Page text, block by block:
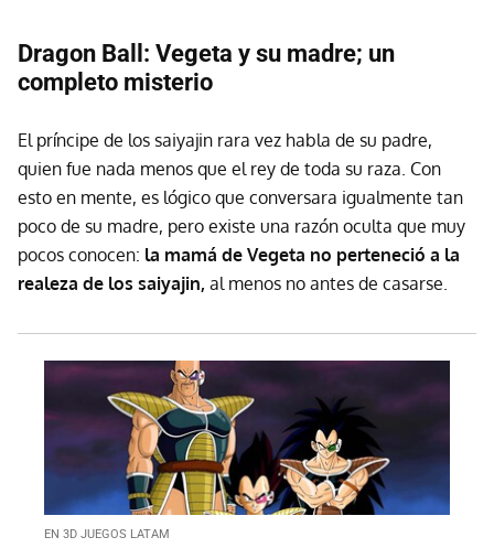
Dragon Ball: Vegeta y su madre; un
completo misterio
El príncipe de los saiyajin rara vez habla de su padre,
quien fue nada menos que el rey de toda su raza. Con
esto en mente, es lógico que conversara igualmente tan
poco de su madre, pero existe una razón oculta que muy
pocos conocen: la mamá de Vegeta no perteneció a la
realeza de los saiyajin, al menos no antes de casarse.
EN 3D JUEGOS LATAM